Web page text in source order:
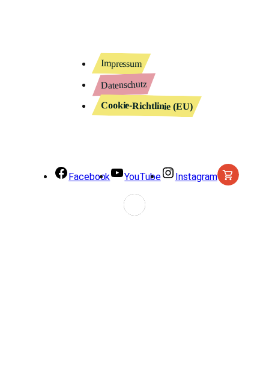
Impressum
Datenschutz
Cookie-Richtlinie (EU)
Facebook YouTube Instagram